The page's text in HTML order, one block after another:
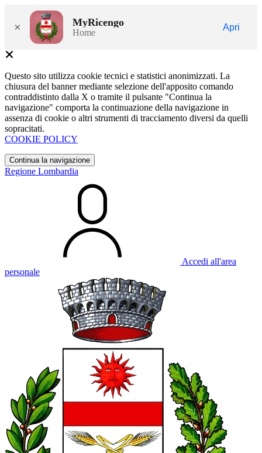
× MyRicengo
Home
Apri
Questo sito utilizza cookie tecnici e statistici anonimizzati. La
chiusura del banner mediante selezione dell'apposito comando
contraddistinto dalla X o tramite il pulsante "Continua la
navigazione" comporta la continuazione della navigazione in
assenza di cookie o altri strumenti di tracciamento diversi da quelli
sopracitati.
COOKIE POLICY
Continua la navigazione
Regione Lombardia
Accedi all'area
personale